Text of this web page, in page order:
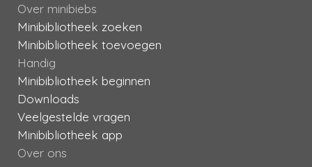
Over minibiebs
Minibibliotheek zoeken
Minibibliotheek toevoegen
Handig
Minibibliotheek beginnen
Downloads
Veelgestelde vragen
Minibibliotheek app
Over ons